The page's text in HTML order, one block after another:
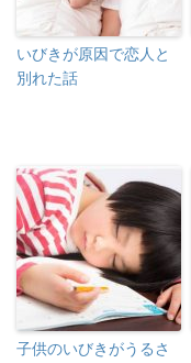
いびきが原因で恋人と
別れた話
子供のいびきがうるさ